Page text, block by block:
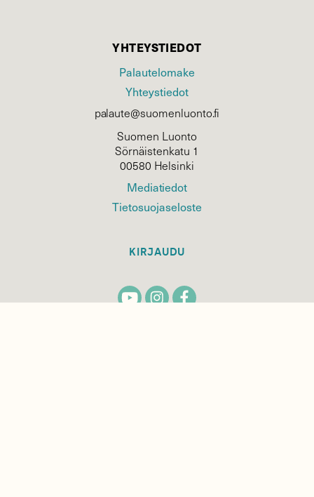
YHTEYSTIEDOT
Palautelomake
Yhteystiedot
palaute@suomenluonto.fi
Suomen Luonto
Sörnäistenkatu 1
00580 Helsinki
Mediatiedot
Tietosuojaseloste
KIRJAUDU